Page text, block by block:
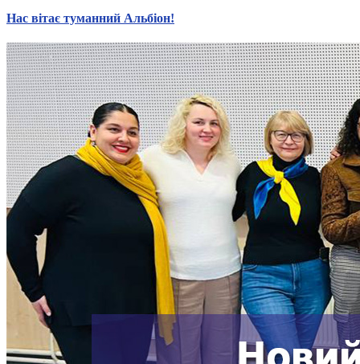
Контакти
Навчальні програми
Дошкільна освіта
Загальна освіта
Для абітурієнтів
Уроки
Українська жестова мова
Географія
Правознавство
Я досліджую світ
Реєстр перекладачів жестової мови Українського
товариства глухих
Підготовка перекладачів
Безбар'єрність для глухих
Вінницька область
Волинська область
Дніпропетровська область
Донецька область
Нас вітає туманний Альбіон!